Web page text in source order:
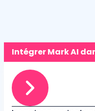
Intégrer Mark AI